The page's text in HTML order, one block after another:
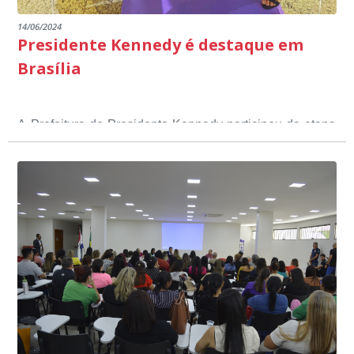
14/06/2024
Presidente Kennedy é destaque em
Brasília
A Prefeitura de Presidente Kennedy participou da etapa
nacional do 12º Prêmio Sebrae Prefeitura
Empreendedora, que visou valorizar e destacar o papel
dos gestores públicos comprometidos com o
desenvolvimento socioeconômico dos municípios, a
partir de iniciativas que estimulam o empreendedorismo,
a competitividade dos pequenos negócios e a
modernização da gestão pública local. O evento
aconteceu nesta terça-feira (11) em Brasília.
O município, conquistou o primeiro lugar na etapa
estadual, sendo premiado com o troféu ouro, na